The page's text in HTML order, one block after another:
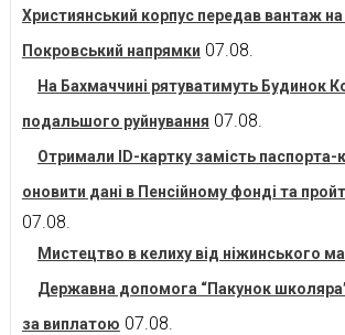
Християнський корпус передав вантаж на
Покровський напрямки 07.08.
На Бахмаччині рятуватимуть Будинок
подальшого руйнування 07.08.
Отримали ID-картку замість паспорта-
оновити дані в Пенсійному фонді та
07.08.
Мистецтво в келиху від ніжинського
Державна допомога “Пакунок
за виплатою 07.08.